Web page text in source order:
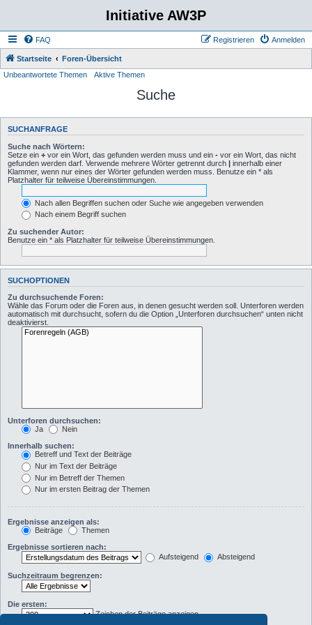
Initiative AW3P
FAQ Anmelden
Registrieren
Startseite
Foren-Übersicht
Unbeantwortete Themen
Aktive Themen
Suche
SUCHANFRAGE
Suche nach Wörtern:
Setze ein + vor ein Wort, das gefunden werden muss und ein - vor ein Wort, das nicht
gefunden werden darf. Verwende mehrere Wörter getrennt durch | innerhalb einer
Klammer, wenn nur eines der Wörter gefunden werden muss. Benutze ein * als
Platzhalter für teilweise Übereinstimmungen.
Nach allen Begriffen suchen oder Suche wie angegeben verwenden
Nach einem Begriff suchen
Zu suchender Autor:
Benutze ein * als Platzhalter für teilweise Übereinstimmungen.
SUCHOPTIONEN
Zu durchsuchende Foren:
Wähle das Forum oder die Foren aus, in denen gesucht werden soll. Unterforen werden
automatisch mit durchsucht, sofern du die Option „Unterforen durchsuchen“ unten nicht
deaktivierst.
Unterforen durchsuchen:
Ja
Nein
Innerhalb suchen:
Betreff und Text der Beiträge
Nur im Text der Beiträge
Nur im Betreff der Themen
Nur im ersten Beitrag der Themen
Ergebnisse anzeigen als:
Beiträge
Themen
Ergebnisse sortieren nach:
Aufsteigend
Absteigend
Suchzeitraum begrenzen:
Die ersten:
Zeichen der Beiträge anzeigen